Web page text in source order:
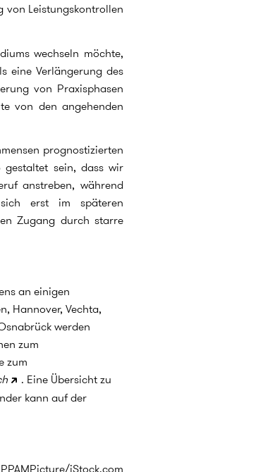
Leistungskontrollen
wechseln möchte,
eine Verlängerung des
von Praxisphasen
von den angehenden
prognostizierten
gestaltet sein, dass wir
anstreben, während
erst im späteren
Zugang durch starre
an einigen
Hannover, Vechta,
werden
zum
zum
. Eine Übersicht zu
kann auf der